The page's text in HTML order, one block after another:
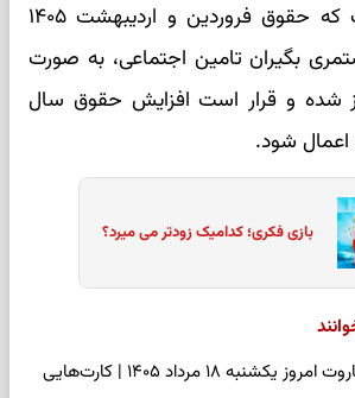
این در حالی است که حقوق فروردین و اردیبهشت ۱۴۰۵
بگیران تامین اجتماعی، به صورت
شده و قرار است افزایش حقوق سال
اعمال شود.
بازی فکری؛ کدامیک زودتر می میرد؟
فال تاروت امروز یکشنبه ۱۸ مرداد ۱۴۰۵ | کارت‌هایی